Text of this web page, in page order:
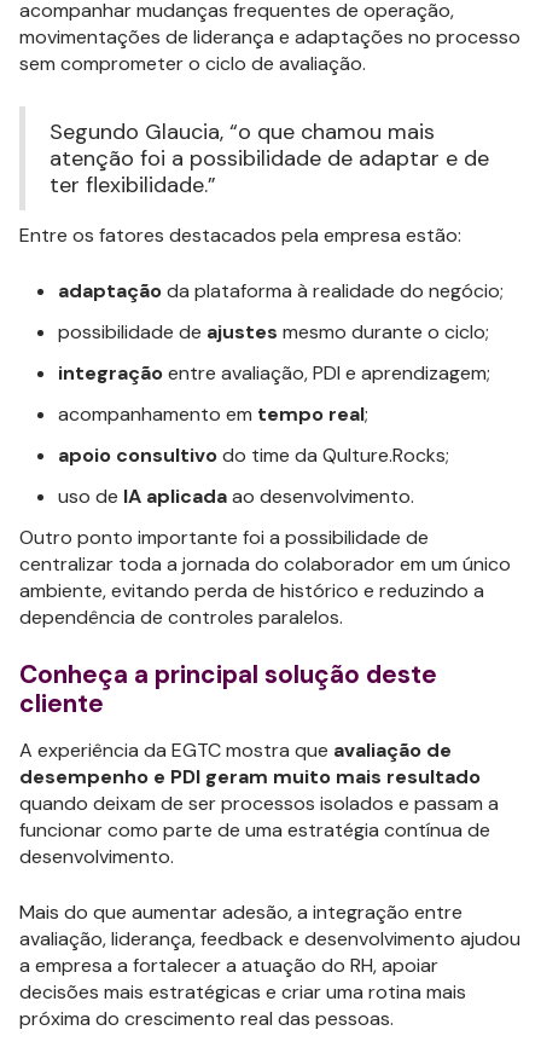
acompanhar mudanças frequentes de operação,
movimentações de liderança e adaptações no processo
sem comprometer o ciclo de avaliação.
Segundo Glaucia, “o que chamou mais
atenção foi a possibilidade de adaptar e de
ter flexibilidade.”
Entre os fatores destacados pela empresa estão:
adaptaçãoda plataforma à realidade do negócio;
possibilidade de ajustes mesmo durante o ciclo;
integraçãoentre avaliação, PDI e aprendizagem;
acompanhamento em tempo real;
apoio consultivodo time da Qulture.Rocks;
uso de IA aplicadaao desenvolvimento.
Outro ponto importante foi a possibilidade de
centralizar toda a jornada do colaborador em um único
ambiente, evitando perda de histórico e reduzindo a
dependência de controles paralelos.
Conheça a principal solução deste
cliente
A experiência da EGTC mostra que avaliação de
desempenho e PDI geram muito mais resultado
quando deixam de ser processos isolados e passam a
funcionar como parte de uma estratégia contínua de
desenvolvimento.
Mais do que aumentar adesão, a integração entre
avaliação, liderança, feedback e desenvolvimento ajudou
a empresa a fortalecer a atuação do RH, apoiar
decisões mais estratégicas e criar uma rotina mais
próxima do crescimento real das pessoas.